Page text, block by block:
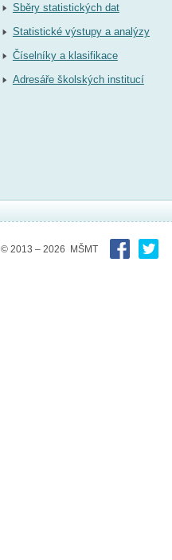
Sběry statistických dat
Statistické výstupy a analýzy
Číselníky a klasifikace
Adresáře školských institucí
© 2013 – 2026 MŠMT